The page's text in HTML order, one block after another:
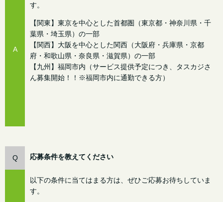
A
す。
【関東】東京を中心とした首都圏（東京都・神奈川県・千
葉県・埼玉県）の一部
【関西】大阪を中心とした関西（大阪府・兵庫県・京都
府・和歌山県・奈良県・滋賀県）の一部
【九州】福岡市内（サービス提供予定につき、タスカジさ
ん募集開始！！※福岡市内に通勤できる方）
Q 応募条件を教えてください
以下の条件に当てはまる方は、ぜひご応募お待ちしていま
す。